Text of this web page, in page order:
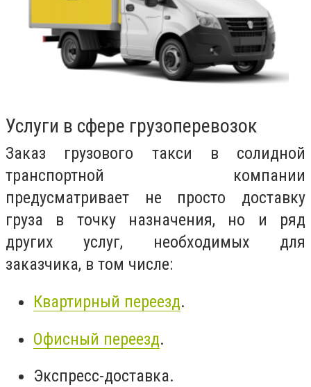
Услуги в сфере грузоперевозок
Заказ грузового такси в солидной
транспортной компании
предусматривает не просто доставку
груза в точку назначения, но и ряд
других услуг, необходимых для
заказчика, в том числе:
Квартирный переезд.
Офисный переезд.
Экспресс-доставка.